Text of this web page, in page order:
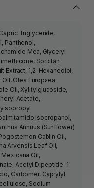
Triglyceride,
Panthenol,
Mea, Glyceryl
Sorbitan
Extract, 1,2-Hexanediol,
Olea Europaea
Oil, Xylitylglucoside,
Acetate,
Isopropanol,
Annuus (Sunflower)
Cablin Oil,
Arvensis Leaf Oil,
Oil,
Acetyl Dipeptide-1
Carbomer, Caprylyl
Sodium